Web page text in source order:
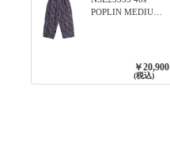
POPLIN MEDIUM
￥20,900
(税込)